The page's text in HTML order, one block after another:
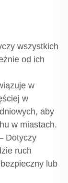
wszystkich
od ich
w
w
aby
w miastach.
Dotyczy
ruch
lub